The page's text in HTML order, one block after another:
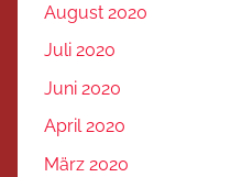
August 2020
Juli 2020
Juni 2020
April 2020
März 2020